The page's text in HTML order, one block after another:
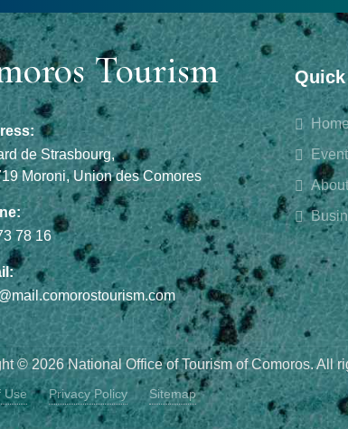
Tourism
de Strasbourg,
Moroni, Union des Comores
78 16
About
© 2026 National Office of Tourism of Comoros. All
Use Privacy Policy Sitemap